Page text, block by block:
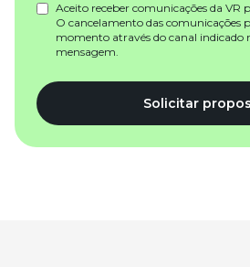
Aceito receber comunicações da VR
O cancelamento das comunicações
momento através do canal indicado
mensagem.
Solicitar